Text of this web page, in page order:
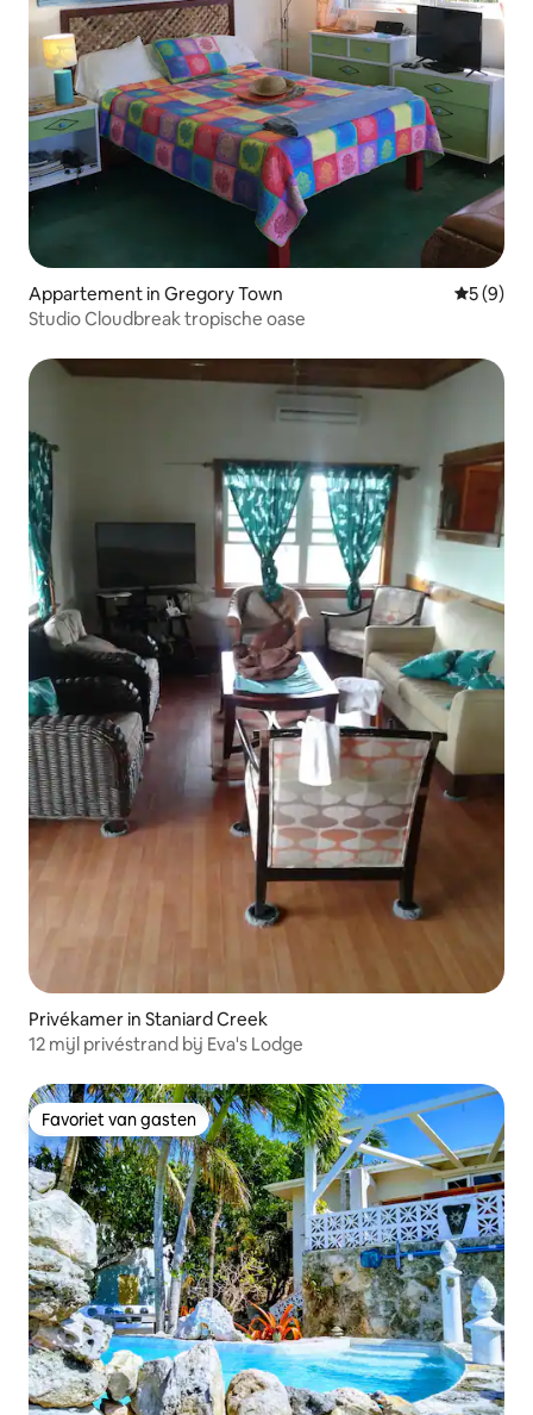
Appartement in Gregory Town
5 (9)
Studio Cloudbreak tropische oase
Privékamer in Staniard Creek
12 mijl privéstrand bij Eva's Lodge
Favoriet van gasten
Favoriet van gasten